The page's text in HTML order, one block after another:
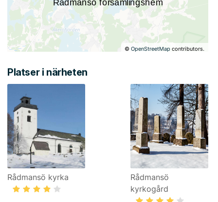
©OpenStreetMap contributors.
Platser i närheten
Rådmansö kyrka
Rådmansö
kyrkogård